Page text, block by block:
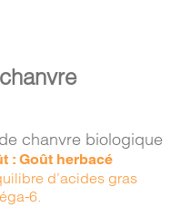
chanvre biologique
: Goût herbacé
d’acides gras
6.